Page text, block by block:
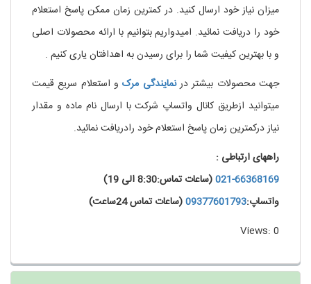
میزان نیاز خود ارسال کنید. در کمترین زمان ممکن پاسخ استعلام
خود را دریافت نمائید. امیدواریم بتوانیم با ارائه محصولات اصلی
و با بهترین کیفیت شما را برای رسیدن به اهدافتان یاری کنیم .
جهت محصولات بیشتر درنمایندگی مرکو استعلام سریع قیمت
میتوانید ازطریق کانال واتساپ شرکت با ارسال نام ماده و مقدار
نیاز درکمترین زمان پاسخ استعلام خود رادریافت نمائید.
راههای ارتباطی :
021-66368169(ساعات تماس:8:30 الی 19)
واتساپ:09377601793(ساعات تماس 24ساعت)
Views: 0